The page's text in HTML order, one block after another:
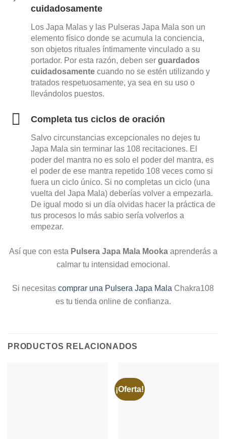
cuidadosamente
Los Japa Malas y las Pulseras Japa Mala son un
elemento físico donde se acumula la conciencia,
son objetos rituales íntimamente vinculado a su
portador. Por esta razón, deben ser guardados
cuidadosamente cuando no se estén utilizando y
tratados respetuosamente, ya sea en su uso o
llevándolos puestos.
Completa tus ciclos de oración
Salvo circunstancias excepcionales no dejes tu
Japa Mala sin terminar las 108 recitaciones. El
poder del mantra no es solo el poder del mantra, es
el poder de ese mantra repetido 108 veces como si
fuera un ciclo único. Si no completas un ciclo (una
vuelta del Japa Mala) deberías volver a empezarla.
De igual modo si un día olvidas hacer la práctica de
tus procesos lo más sabio sería volverlos a
empezar.
Así que con esta Pulsera Japa Mala Mookaaprenderás a
calmar tu intensidad emocional.
Si necesitas comprar una Pulsera Japa Mala Chakra108
es tu tienda online de confianza.
PRODUCTOS RELACIONADOS
¡Oferta!